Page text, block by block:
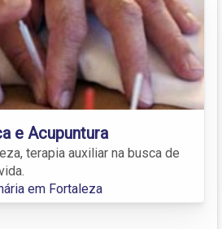
e Acupuntura
terapia auxiliar na busca de
em Fortaleza